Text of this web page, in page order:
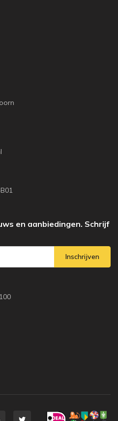
en aanbiedingen. Schrijf
Inschrijven